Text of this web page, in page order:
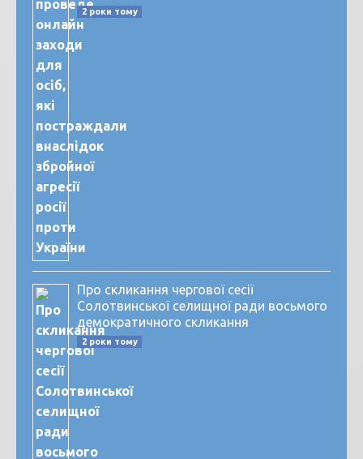
2 роки тому
Про скликання чергової сесії
Солотвинської селищної ради восьмого
демократичного скликання
2 роки тому